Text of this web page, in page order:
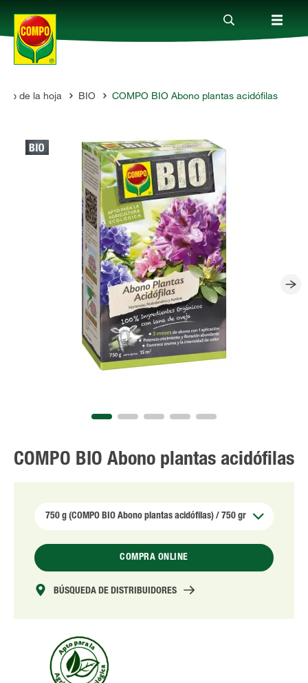
Productos
Consejos
Quienes somos
de la hoja BIO COMPO BIO Abono plantas acidófilas
COMPO BIO Abono plantas acidófilas
COMPRA ONLINE
BÚSQUEDA DE DISTRIBUIDORES